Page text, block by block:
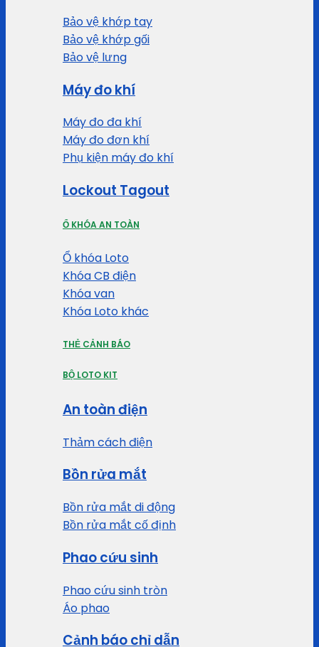
Bảo vệ khớp tay
Bảo vệ khớp gối
Bảo vệ lưng
Máy đo khí
Máy đo đa khí
Máy đo đơn khí
Phụ kiện máy đo khí
Lockout Tagout
Ổ KHÓA AN TOÀN
Ổ khóa Loto
Khóa CB điện
Khóa van
Khóa Loto khác
THẺ CẢNH BÁO
BỘ LOTO KIT
An toàn điện
Thảm cách điện
Bồn rửa mắt
Bồn rửa mắt di động
Bồn rửa mắt cố định
Phao cứu sinh
Phao cứu sinh tròn
Áo phao
Cảnh báo chỉ dẫn